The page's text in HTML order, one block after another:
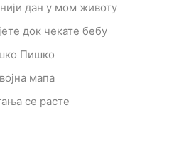
дан у мом животу
док чекате бебу
Пишко
мапа
се расте